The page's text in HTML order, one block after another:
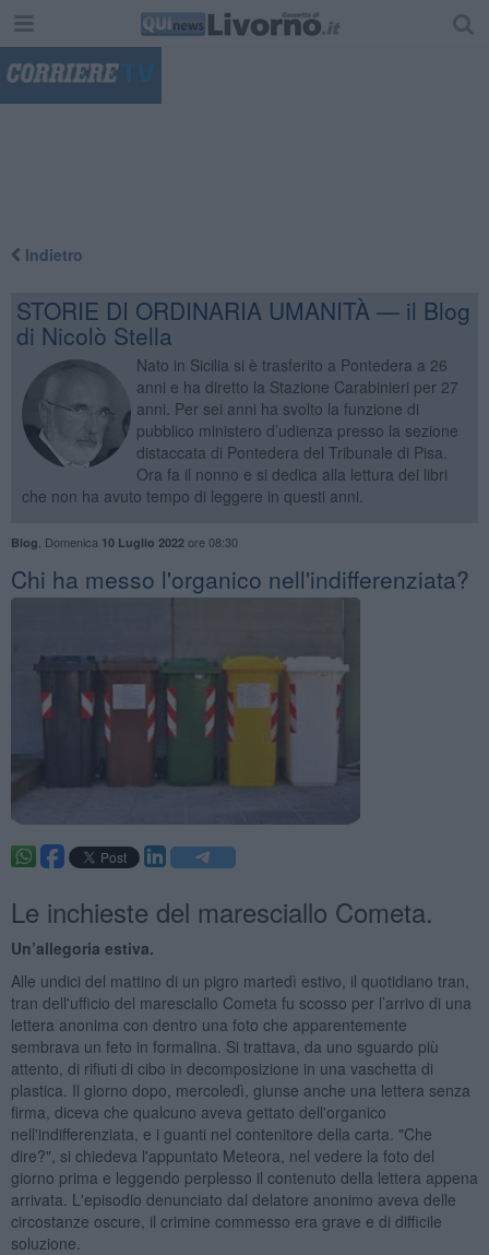
Indietro
STORIE DI ORDINARIA UMANITÀ — il Blog
di Nicolò Stella
Nato in Sicilia si è trasferito a Pontedera a 26
anni e ha diretto la Stazione Carabinieri per 27
anni. Per sei anni ha svolto la funzione di
pubblico ministero d’udienza presso la sezione
distaccata di Pontedera del Tribunale di Pisa.
Ora fa il nonno e si dedica alla lettura dei libri
che non ha avuto tempo di leggere in questi anni.
Blog Domenica 10 Luglio 2022ore 08:30
Chi ha messo l'organico nell'indifferenziata?
Le inchieste del maresciallo Cometa.
Un’allegoria estiva.
Alle undici del mattino di un pigro martedì estivo, il quotidiano tran,
tran dell'ufficio del maresciallo Cometa fu scosso per l’arrivo di una
lettera anonima con dentro una foto che apparentemente
sembrava un feto in formalina. Si trattava, da uno sguardo più
attento, di rifiuti di cibo in decomposizione in una vaschetta di
plastica. Il giorno dopo, mercoledì, giunse anche una lettera senza
firma, diceva che qualcuno aveva gettato dell'organico
nell'indifferenziata, e i guanti nel contenitore della carta. "Che
dire?", si chiedeva l'appuntato Meteora, nel vedere la foto del
giorno prima e leggendo perplesso il contenuto della lettera appena
arrivata. L'episodio denunciato dal delatore anonimo aveva delle
circostanze oscure, il crimine commesso era grave e di difficile
soluzione.